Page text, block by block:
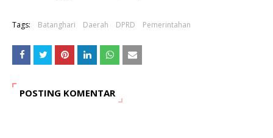
Tags: Batanghari Daerah DPRD Pemerintahan
POSTING KOMENTAR